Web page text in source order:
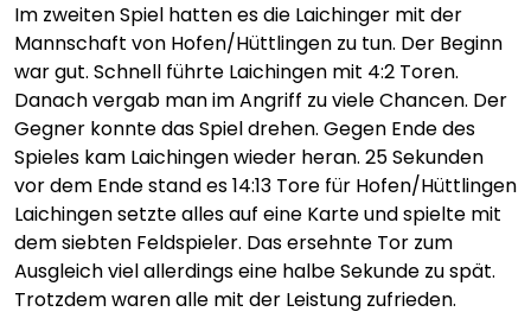
Im zweiten Spiel hatten es die Laichinger mit der
Mannschaft von Hofen/Hüttlingen zu tun. Der Beginn
war gut. Schnell führte Laichingen mit 4:2 Toren.
Danach vergab man im Angriff zu viele Chancen. Der
Gegner konnte das Spiel drehen. Gegen Ende des
Spieles kam Laichingen wieder heran. 25 Sekunden
vor dem Ende stand es 14:13 Tore für Hofen/Hüttlingen
Laichingen setzte alles auf eine Karte und spielte mit
dem siebten Feldspieler. Das ersehnte Tor zum
Ausgleich viel allerdings eine halbe Sekunde zu spät.
Trotzdem waren alle mit der Leistung zufrieden.